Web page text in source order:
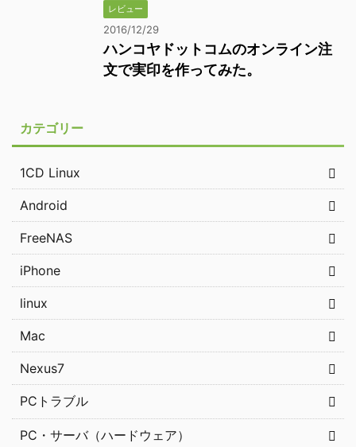
レビュー
2016/12/29
ハンコヤドットコムのオンライン注
文で実印を作ってみた。
カテゴリー
1CD Linux
Android
FreeNAS
iPhone
linux
Mac
Nexus7
PCトラブル
PC・サーバ（ハードウェア）